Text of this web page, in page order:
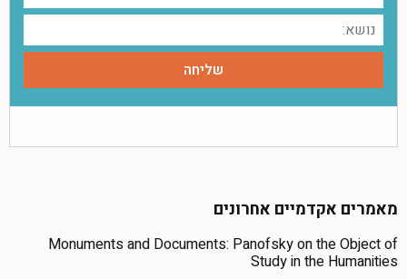
מאמרים אקדמיים אחרונים
Monuments and Documents: Panofsky on the Object of
Study in the Humanities